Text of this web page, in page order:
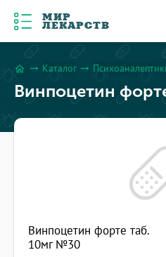
МИР
ЛЕКАРСТВ
home arrow_right_alt Каталог arrow_right_alt
Винпоцетин
Винпоцетин форте таб.
10мг №30